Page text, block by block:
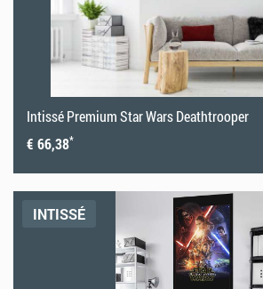
Intissé Premium Star Wars Deathtrooper
€ 66,38*
INTISSÉ